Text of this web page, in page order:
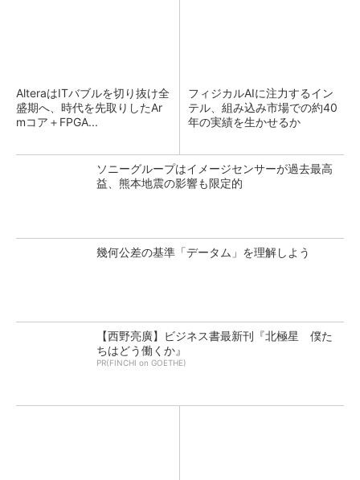
AlteraはITバブルを切り抜け全
盛期へ、時代を先取りしたAr
mコア＋FPGA...
フィジカルAIに注力するイン
テル、組み込み市場での約40
年の実績を生かせるか
ソニーグループはイメージセンサーが過去最高
益、熊本地震の影響も限定的
幾何公差の基準「データム」を理解しよう
【西野亮廣】ビジネス書最新刊『北極星 僕た
ちはどう働くか』
PR(FINCHI on GOETHE)